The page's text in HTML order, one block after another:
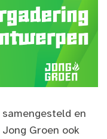
en
Groen ook